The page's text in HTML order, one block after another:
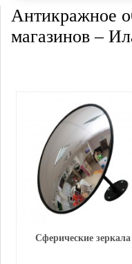
Антикражное
магазинов –
Сферические зеркала